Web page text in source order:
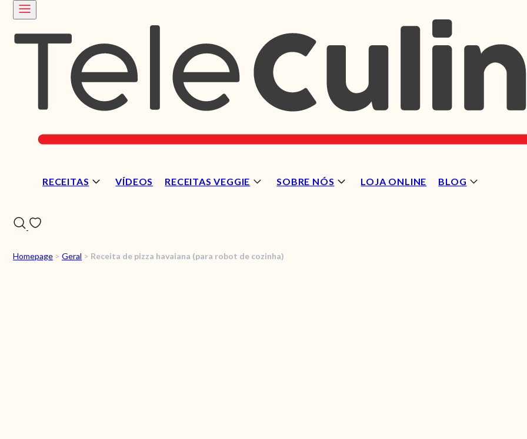
RECEITAS VÍDEOS RECEITAS VEGGIE SOBRE NÓS LOJA ONLINE BLOG
Homepage > Geral > Receita de pizza havaiana (para robot de cozinha)